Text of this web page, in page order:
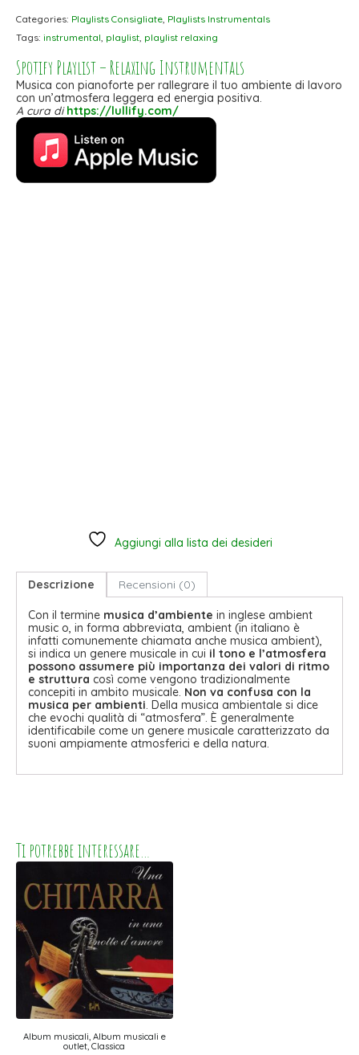
Categories: Playlists Consigliate, Playlists Instrumentals
Tags: instrumental, playlist, playlist relaxing
Spotify Playlist – Relaxing Instrumentals
Musica con pianoforte per rallegrare il tuo ambiente di lavoro
con un’atmosfera leggera ed energia positiva.
A cura di https://lullify.com/
Aggiungi alla lista dei desideri
Descrizione Recensioni (0)
Con il termine musica d’ambiente in inglese ambient
music o, in forma abbreviata, ambient (in italiano è
infatti comunemente chiamata anche musica ambient),
si indica un genere musicale in cui il tono e l’atmosfera
possono assumere più importanza dei valori di ritmo
e struttura così come vengono tradizionalmente
concepiti in ambito musicale. Non va confusa con la
musica per ambienti. Della musica ambientale si dice
che evochi qualità di “atmosfera”. È generalmente
identificabile come un genere musicale caratterizzato da
suoni ampiamente atmosferici e della natura.
Ti potrebbe interessare…
Album musicali, Album musicali e
outlet, Classica